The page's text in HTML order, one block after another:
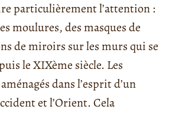
particulièrement l’attention :
moulures, des masques de
de miroirs sur les murs qui se
le XIXème siècle. Les
dans l’esprit d’un
et l’Orient. Cela